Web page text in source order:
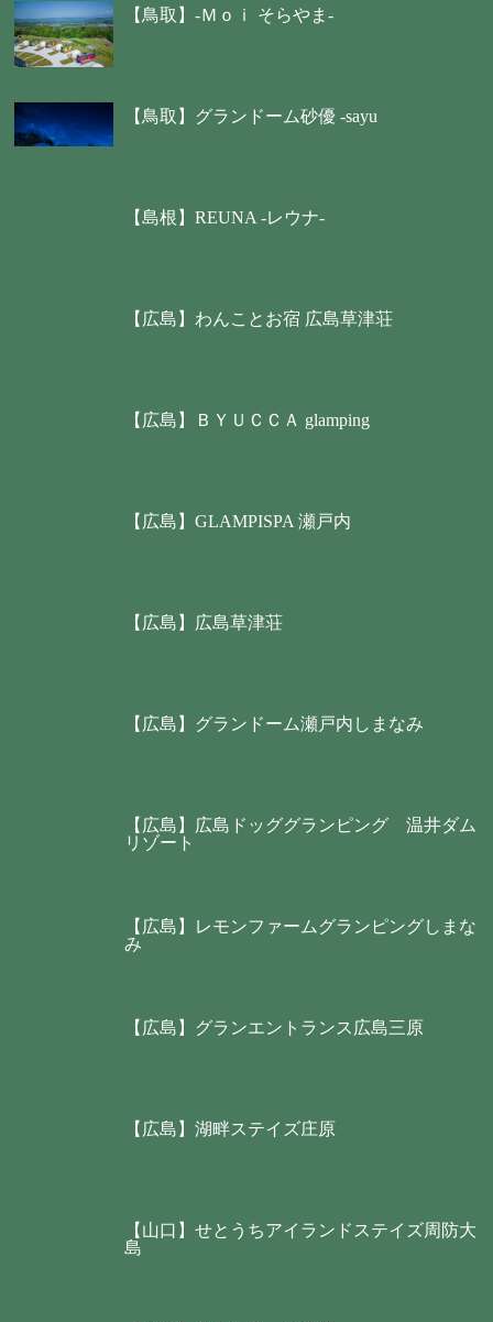
【鳥取】-Ｍｏｉ そらやま-
【鳥取】グランドーム砂優 -sayu
【島根】REUNA -レウナ-
【広島】わんことお宿 広島草津荘
【広島】ＢＹＵＣＣＡ glamping
【広島】GLAMPISPA 瀬戸内
【広島】広島草津荘
【広島】グランドーム瀬戸内しまなみ
【広島】広島ドッググランピング 温井ダム
リゾート
【広島】レモンファームグランピングしまな
み
【広島】グランエントランス広島三原
【広島】湖畔ステイズ庄原
【山口】せとうちアイランドステイズ周防大
島